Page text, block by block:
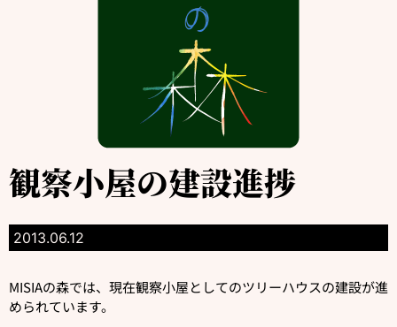
観察小屋の建設進捗
2013.06.12
MISIAの森では、現在観察小屋としてのツリーハウスの建設が進
められています。